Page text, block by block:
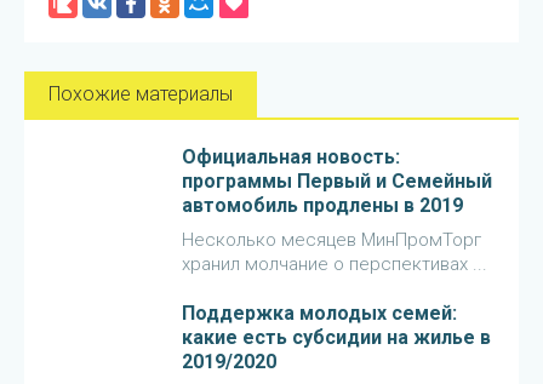
Похожие материалы
Официальная новость:
программы Первый и Семейный
автомобиль продлены в 2019
Несколько месяцев МинПромТорг
хранил молчание о перспективах ...
Поддержка молодых семей:
какие есть субсидии на жилье в
2019/2020